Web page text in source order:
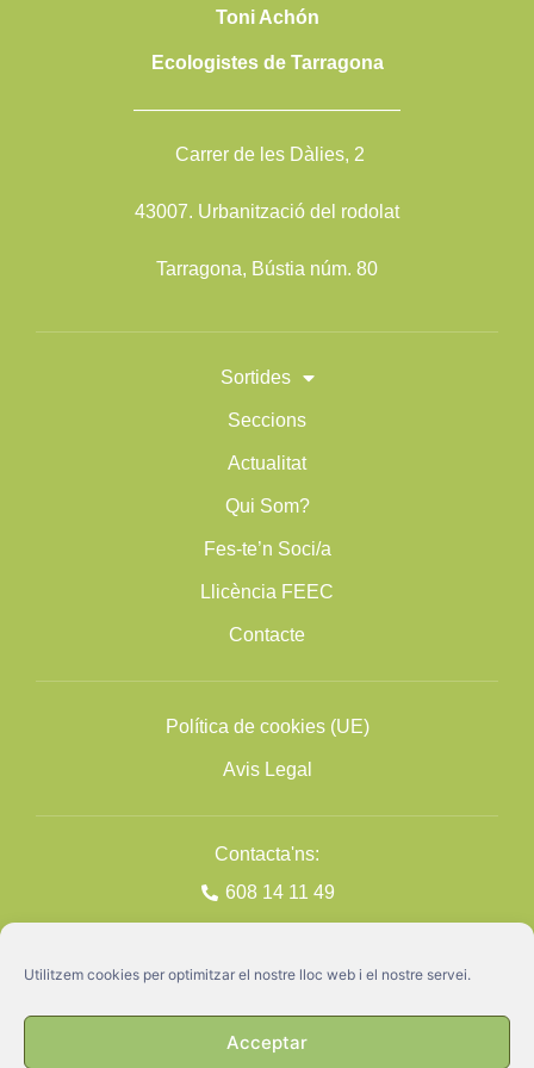
Utilitzem cookies per optimitzar el nostre lloc web i el nostre servei.
Acceptar
Toni Achón
Ecologistes de Tarragona
——————————————
Carrer de les Dàlies, 2
43007. Urbanització del rodolat
Tarragona, Bústia núm. 80
Sortides
Seccions
Actualitat
Qui Som?
Fes-te’n Soci/a
Llicència FEEC
Contacte
Política de cookies (UE)
Avis Legal
Contacta'ns:
608 14 11 49